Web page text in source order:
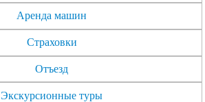
Аренда машин
Страховки
Отъезд
Экскурсионные туры